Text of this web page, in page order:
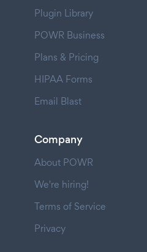
Plugin Library
POWR Business
Plans & Pricing
HIPAA Forms
Email Blast
Company
About POWR
We're hiring!
Terms of Service
Privacy